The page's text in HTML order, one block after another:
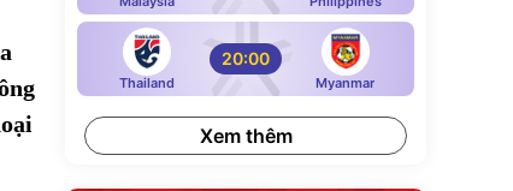
Thailand
20:00
Myanmar
Xem thêm